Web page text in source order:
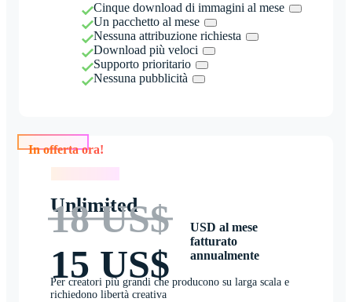
Cinque download di immagini al mese
Un pacchetto al mese
Nessuna attribuzione richiesta
Download più veloci
Supporto prioritario
Nessuna pubblicità
Unlimited
18 US$
15 US$
USD al mese
fatturato
annualmente
Per creatori più grandi che producono su larga scala e
richiedono libertà creativa